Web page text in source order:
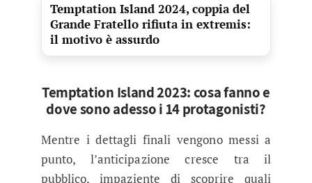
Temptation Island 2024, coppia del
Grande Fratello rifiuta in extremis:
il motivo è assurdo
Temptation Island 2023: cosa fanno e
dove sono adesso i 14 protagonisti?
Mentre i dettagli finali vengono messi a
punto, l’anticipazione cresce tra il
pubblico, impaziente di scoprire quali